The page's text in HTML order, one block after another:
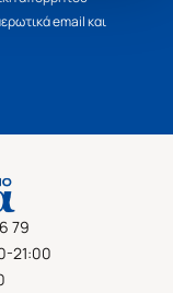
email και
79
21:00